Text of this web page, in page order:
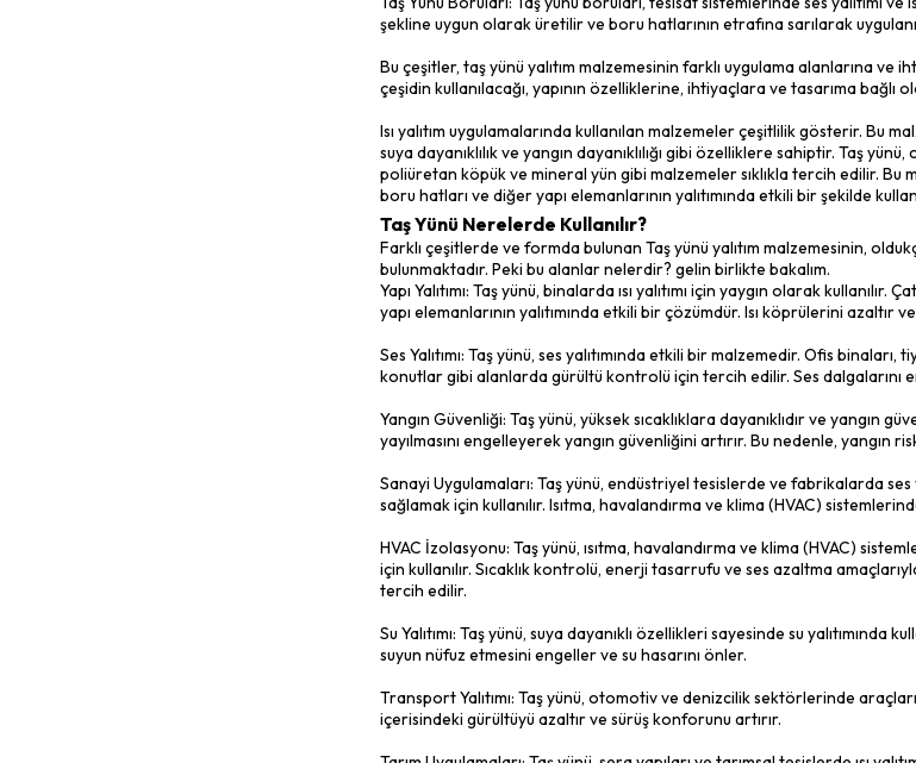
Taş yünü yalıtım malzemesi, farklı tiplerde ve formlarda
gibi büyük yüzeylerin yalıtımında kullanılır. Levhalar,
elemanlarına kolayca uygulanabilir.
Taş Yünü Ruloları: Taş yünü ruloları, uzun ve dar bir
arasındaki boşluklara veya duvarların içine
Taş Yünü Spreyleri: Taş yünü spreyleri, sıvı formda olan
uygulanır ve püskürtüldüğü yüzeyde hızla genleşir. Bu
yapma imkanı sağlar.
Taş Yünü Plakaları: Taş yünü plakaları, daha küçük
bulunur. Ses yalıtımı, termal yalıtım ve yangın direnci
Taş Yünü Boruları: Taş yünü boruları, tesisat sistemlerinde
şekline uygun olarak üretilir ve boru hatlarının etrafına
Bu çeşitler, taş yünü yalıtım malzemesinin farklı
Isı yalıtım uygulamalarında kullanılan malzemeler
suya dayanıklılık ve yangın dayanıklılığı gibi
poliüretan köpük ve mineral yün gibi malzemeler
boru hatları ve diğer yapı elemanlarının yalıtımında
Taş Yünü Nerelerde Kullanılır?
Farklı çeşitlerde ve formda bulunan Taş yünü yalıtım
Yapı Yalıtımı: Taş yünü, binalarda ısı yalıtımı için
yapı elemanlarının yalıtımında etkili bir çözümdür. Isı